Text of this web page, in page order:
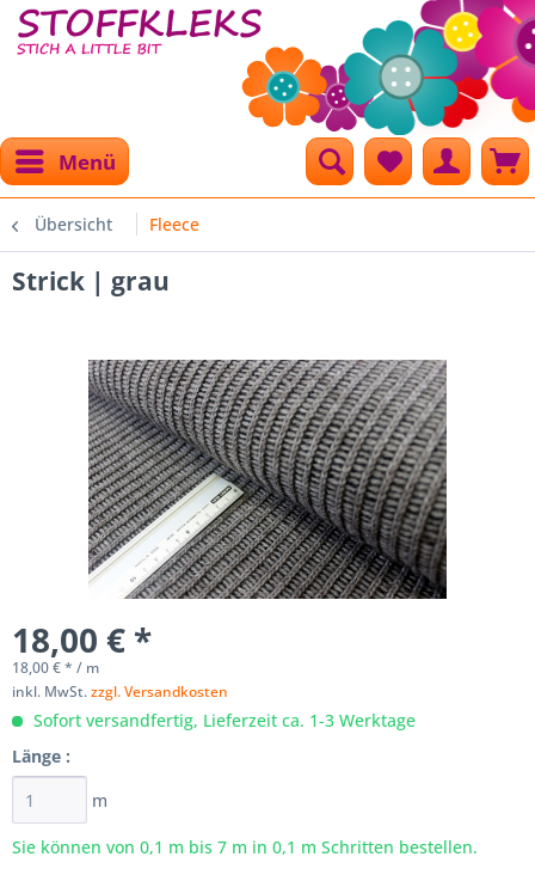
Menü
Übersicht Fleece
Strick | grau
18,00 € *
18,00 € * / m
inkl. MwSt.zzgl. Versandkosten
Sofort versandfertig, Lieferzeit ca. 1-3 Werktage
Länge :
m
Sie können von 0,1 m bis 7 m in 0,1 m Schritten bestellen.